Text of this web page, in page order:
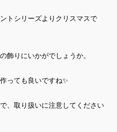
トシリーズよりクリスマスで
飾りにいかがでしょうか。
っても良いですね✨
、取り扱いに注意してください